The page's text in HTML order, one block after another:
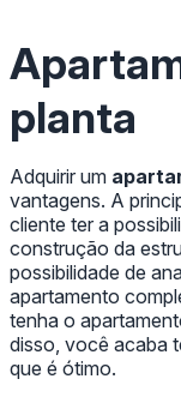
planta
Adquirir um
vantagens. A
cliente ter a
construção da
possibilidade de
apartamento
tenha o
disso, você acaba
que é ótimo.